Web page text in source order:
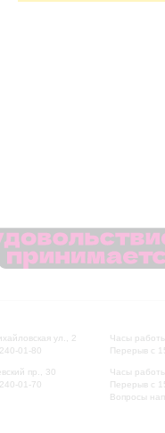
ул., 2
01-80
пр., 30
01-70
Часы
Перерыв с
Часы
Перерыв с
Вопросы